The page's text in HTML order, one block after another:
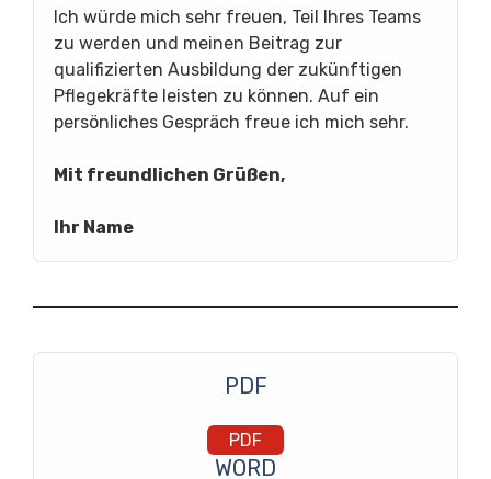
Ich würde mich sehr freuen, Teil Ihres Teams
zu werden und meinen Beitrag zur
qualifizierten Ausbildung der zukünftigen
Pflegekräfte leisten zu können. Auf ein
persönliches Gespräch freue ich mich sehr.
Mit freundlichen Grüßen,
Ihr Name
PDF
PDF
WORD